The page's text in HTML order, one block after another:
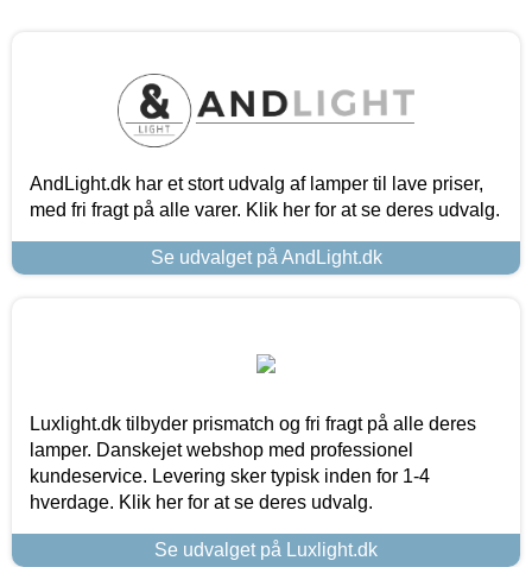
AndLight.dk har et stort udvalg af lamper til lave priser,
med fri fragt på alle varer. Klik her for at se deres udvalg.
Se udvalget på AndLight.dk
Luxlight.dk tilbyder prismatch og fri fragt på alle deres
lamper. Danskejet webshop med professionel
kundeservice. Levering sker typisk inden for 1-4
hverdage. Klik her for at se deres udvalg.
Se udvalget på Luxlight.dk